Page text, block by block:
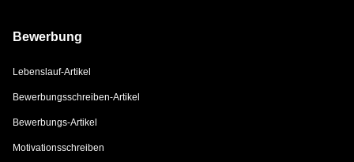
Bewerbung
Lebenslauf-Artikel
Bewerbungsschreiben-Artikel
Bewerbungs-Artikel
Motivationsschreiben